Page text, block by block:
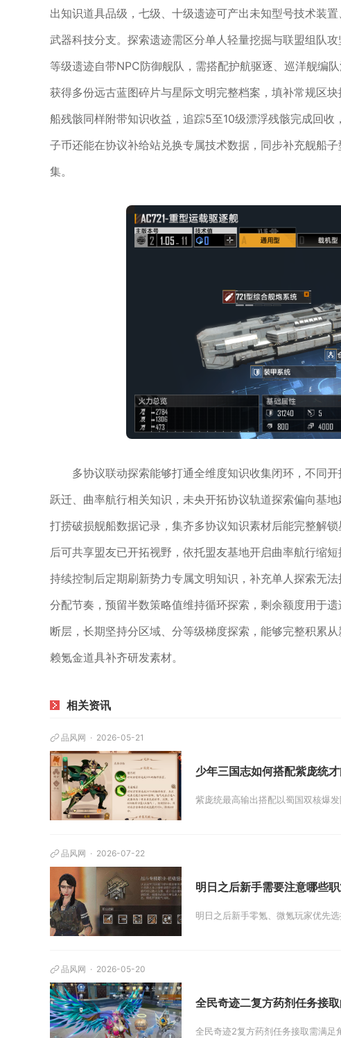
出知识道具品级，七级、十级遗迹可产出未知型号技术装
武器科技分支。探索遗迹需区分单人轻量挖掘与联盟组队
等级遗迹自带NPC防御舰队，需搭配护航驱逐、巡洋舰编
获得多份远古蓝图碎片与星际文明完整档案，填补常规区
船残骸同样附带知识收益，追踪5至10级漂浮残骸完成回
子币还能在协议补给站兑换专属技术数据，同步补充舰船
集。
多协议联动探索能够打通全维度知识收集闭环，不同
跃迁、曲率航行相关知识，未央开拓协议轨道探索偏向基
打捞破损舰船数据记录，集齐多协议知识素材后能完整解
后可共享盟友已开拓视野，依托盟友基地开启曲率航行缩
持续控制后定期刷新势力专属文明知识，补充单人探索无
分配节奏，预留半数策略值维持循环探索，剩余额度用于
断层，长期坚持分区域、分等级梯度探索，能够完整积累
赖氪金道具补齐研发素材。
相关资讯
品风网 2026-05-21
少年三国志如何搭配紫庞统
紫庞统最高输出搭配以蜀国双核爆
品风网 2026-07-22
明日之后新手需要注意哪些
明日之后新手零氪、微氪玩家优先
品风网 2026-05-20
全民奇迹二复方药剂任务接
全民奇迹2复方药剂任务接取需满足